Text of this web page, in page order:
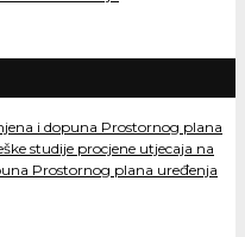
i dopuna Prostornog plana
studije procjene utjecaja na
Prostornog plana uređenja